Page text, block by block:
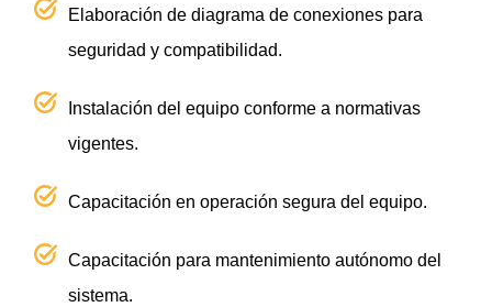
Elaboración de diagrama de conexiones para
seguridad y compatibilidad.
Instalación del equipo conforme a normativas
vigentes.
Capacitación en operación segura del equipo.
Capacitación para mantenimiento autónomo del
sistema.